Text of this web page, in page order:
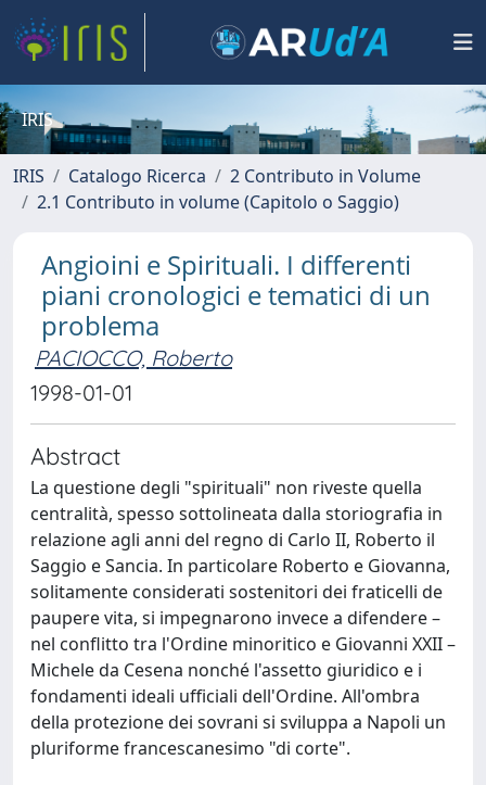
IRIS
IRIS Catalogo Ricerca
2 Contributo in Volume
2.1 Contributo in volume (Capitolo o Saggio)
Angioini e Spirituali. I differenti
piani cronologici e tematici di un
problema
PACIOCCO, Roberto
1998-01-01
Abstract
La questione degli "spirituali" non riveste quella
centralità, spesso sottolineata dalla storiografia in
relazione agli anni del regno di Carlo II, Roberto il
Saggio e Sancia. In particolare Roberto e Giovanna,
solitamente considerati sostenitori dei fraticelli de
paupere vita, si impegnarono invece a difendere –
nel conflitto tra l'Ordine minoritico e Giovanni XXII –
Michele da Cesena nonché l'assetto giuridico e i
fondamenti ideali ufficiali dell'Ordine. All'ombra
della protezione dei sovrani si sviluppa a Napoli un
pluriforme francescanesimo "di corte".